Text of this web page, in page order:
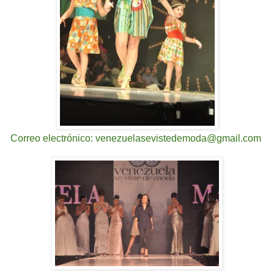
Correo electrónico: venezuelasevistedemoda@gmail.com